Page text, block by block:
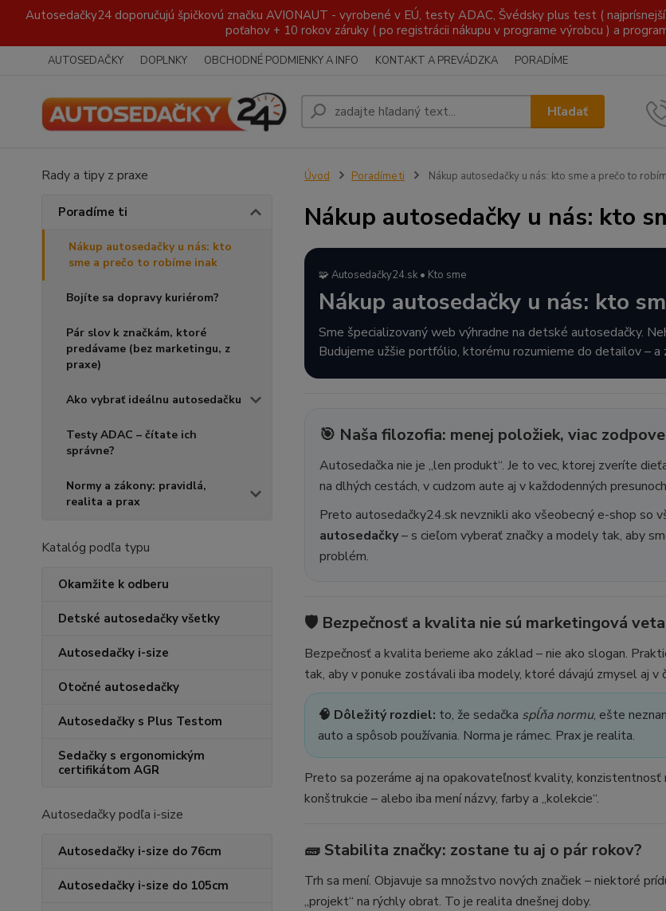
Autosedačky24 doporučujú špičkovú značku AVIONAUT - vyrobené v EÚ, testy ADAC, Švédsky plus test (
poťahov + 10 rokov záruky ( po registrácii nákupu v programe výrobcu ) a
AUTOSEDAČKY DOPLNKY OBCHODNÉ PODMIENKY A INFO KONTAKT A PREVÁDZKA PORADÍME
Hľadať
Rady a tipy z praxe
Poradíme ti
Nákup autosedačky u nás: kto
sme a prečo to robíme inak
Bojíte sa dopravy kuriérom?
Pár slov k značkám, ktoré
predávame (bez marketingu, z
praxe)
Ako vybrať ideálnu autosedačku
Testy ADAC – čítate ich
správne?
Normy a zákony: pravidlá,
realita a prax
Katalóg podľa typu
Okamžite k odberu
Detské autosedačky všetky
Autosedačky i-size
Otočné autosedačky
Autosedačky s Plus Testom
Sedačky s ergonomickým
certifikátom AGR
Autosedačky podľa i-size
Autosedačky i-size do 76cm
Autosedačky i-size do 105cm
Úvod Poradíme ti Nákup autosedačky u nás: kto sme a prečo to
Nákup autosedačky u nás: kto
🧩 Autosedačky24.sk • Kto sme
Nákup autosedačky u nás: kto
Sme špecializovaný web výhradne na detské autosedačky.
Budujeme užšie portfólio, ktorému rozumieme do detailov –
🎯 Naša filozofia: menej položiek, viac
Autosedačka nie je „len produkt“. Je to vec, ktorej zveríte
na dlhých cestách, v cudzom aute aj v každodenných
Preto autosedačky24.sk nevznikli ako všeobecný e-shop so
autosedačky– s cieľom vyberať značky a modely tak, aby
problém.
🛡️ Bezpečnosť a kvalita nie sú marketingová veta
Bezpečnosť a kvalita berieme ako základ – nie ako slogan.
tak, aby v ponuke zostávali iba modely, ktoré dávajú zmysel aj v
🧠 Dôležitý rozdiel: to, že sedačka spĺňa normu, ešte
auto a spôsob používania. Norma je rámec. Prax je realita.
Preto sa pozeráme aj na opakovateľnosť kvality,
konštrukcie – alebo iba mení názvy, farby a „kolekcie“.
🧱 Stabilita značky: zostane tu aj o pár rokov?
Trh sa mení. Objavuje sa množstvo nových značiek – niektoré
„projekt“ na rýchly obrat. To je realita dnešnej doby.